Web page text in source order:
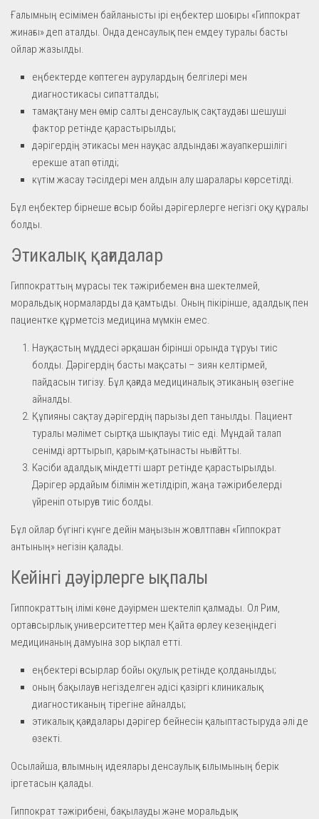
Ғалымның есімімен байланысты ірі еңбектер шоғыры «Гиппократ
жинағы» деп аталды. Онда денсаулық пен емдеу туралы басты
ойлар жазылды.
еңбектерде көптеген аурулардың белгілері мен
диагностикасы сипатталды;
тамақтану мен өмір салты денсаулық сақтаудағы шешуші
фактор ретінде қарастырылды;
дәрігердің этикасы мен науқас алдындағы жауапкершілігі
ерекше атап өтілді;
күтім жасау тәсілдері мен алдын алу шаралары көрсетілді.
Бұл еңбектер бірнеше ғасыр бойы дәрігерлерге негізгі оқу құралы
болды.
Этикалық қағидалар
Гиппократтың мұрасы тек тәжірибемен ғана шектелмей,
моральдық нормаларды да қамтыды. Оның пікірінше, адалдық пен
пациентке құрметсіз медицина мүмкін емес.
Науқастың мүддесі әрқашан бірінші орында тұруы тиіс
болды. Дәрігердің басты мақсаты – зиян келтірмей,
пайдасын тигізу. Бұл қағида медициналық этиканың өзегіне
айналды.
Құпияны сақтау дәрігердің парызы деп танылды. Пациент
туралы мәлімет сыртқа шықпауы тиіс еді. Мұндай талап
сенімді арттырып, қарым-қатынасты нығайтты.
Кәсіби адалдық міндетті шарт ретінде қарастырылды.
Дәрігер әрдайым білімін жетілдіріп, жаңа тәжірибелерді
үйреніп отыруға тиіс болды.
Бұл ойлар бүгінгі күнге дейін маңызын жоғалтпаған «Гиппократ
антының» негізін қалады.
Кейінгі дәуірлерге ықпалы
Гиппократтың ілімі көне дәуірмен шектеліп қалмады. Ол Рим,
ортағасырлық университеттер мен Қайта өрлеу кезеңіндегі
медицинаның дамуына зор ықпал етті.
еңбектері ғасырлар бойы оқулық ретінде қолданылды;
оның бақылауға негізделген әдісі қазіргі клиникалық
диагностиканың тірегіне айналды;
этикалық қағидалары дәрігер бейнесін қалыптастыруда әлі де
өзекті.
Осылайша, ғалымның идеялары денсаулық ғылымының берік
іргетасын қалады.
Гиппократ тәжірибені, бақылауды және моральдық